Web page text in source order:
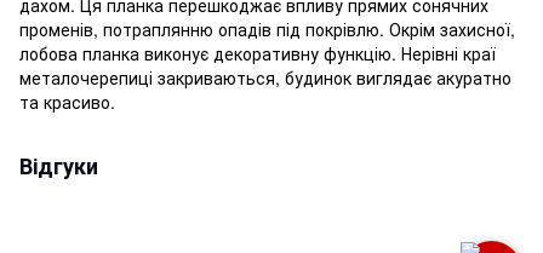
променів, потраплянню опадів під покрівлю. Окрім захисної,
лобова планка виконує декоративну функцію. Нерівні краї
металочерепиці закриваються, будинок виглядає акуратно
та красиво.
Відгуки